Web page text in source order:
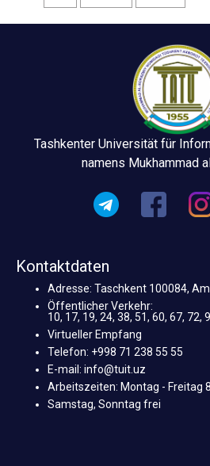
Tashkenter Universität für
namens Mukhammad
Kontaktdaten
Adresse: Taschkent 100084,
Öffentlicher Verkehr:
10, 17, 19, 24, 38, 51, 60, 67, 72,
Virtueller Empfang
Telefon: +998 71 238 55 55
E-mail: info@tuit.uz
Arbeitszeiten: Montag - Freitag
Samstag, Sonntag frei